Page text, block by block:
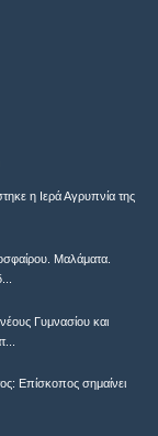
η Ιερά Αγρυπνία της
Μαλάματα.
Γυμνασίου και
Επίσκοπος σημαίνει